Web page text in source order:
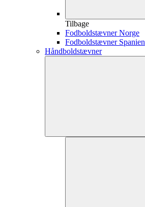
Tilbage
Fodboldstævner Norge
Fodboldstævner Spanien
Håndboldstævner